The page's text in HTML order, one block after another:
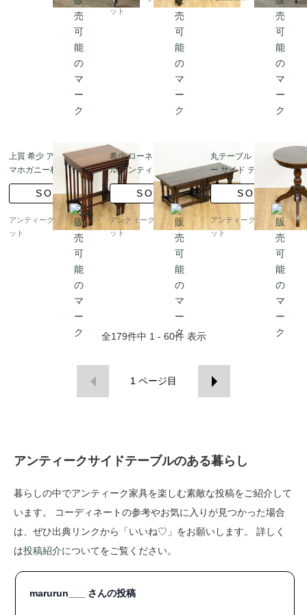
ット
上質 希少 アンティーク
マホガニー材 ネストテ
ーブル 4つ入れ子 ヴィ
クトリアンレッグ サイ
ドテーブル ローテーブ
ル スタッキング
SOLD
アンティークブルーパロ
ット
希少 ローネストテーブ
ル アンティーク オーク
材 センターテーブル ソ
ファテーブル スタッキ
ング
SOLD
アンティークブルーパロ
ット
丸テーブル カフェ ティ
ー サイド テーブル ヴ
ィンテージ 木製 シンプ
ル おしゃれSOLD
アンティークブルーパロ
ット
全179件中 1 - 60件 表示
1 ページ目
アンティークサイドテーブルのある暮らし
暮らしの中でアンティーク家具を楽しむ素敵な投稿をご紹介して
います。 コーディネートの参考やお気に入りが見つかった場合
は、ぜひ出典リンクから「いいね♡」をお願いします。 詳しく
は投稿紹介についてをご覧ください。
marurun___ さんの投稿